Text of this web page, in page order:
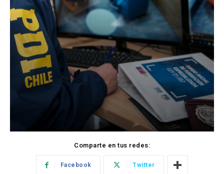
Comparte en tus redes:
Facebook Twitter